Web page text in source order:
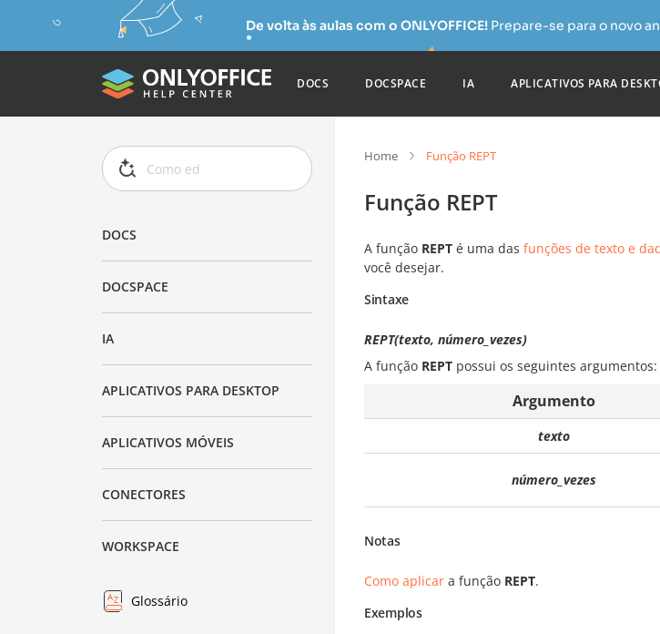
De volta às aulas com o ONLYOFFICE! Prepare-se para o novo
DOCS DOCSPACE IA APLICATIVOS PARA
DOCS
DOCSPACE
IA
APLICATIVOS PARA DESKTOP
APLICATIVOS MÓVEIS
CONECTORES
WORKSPACE
Glossário
Home Função REPT
Função REPT
A função REPT é uma das funções de texto e
você desejar.
Sintaxe
REPT(texto, número_vezes)
A função REPT possui os seguintes argumentos:
Argumento
texto
número_vezes
Notas
Como aplicar a função REPT.
Exemplos